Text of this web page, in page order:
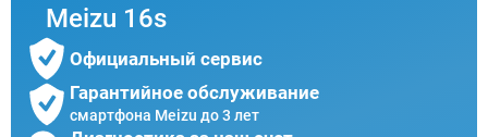
Meizu 16s
Официальный сервис
Гарантийное обслуживание
смартфона Meizu до 3 лет